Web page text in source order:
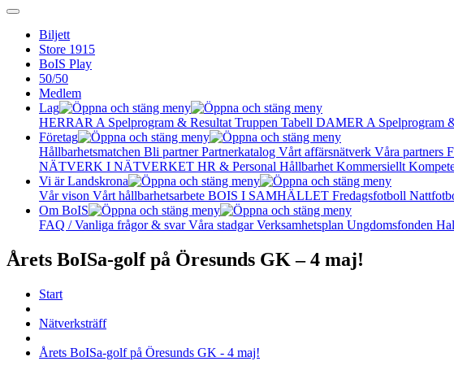
Biljett
Store 1915
BoIS Play
50/50
Medlem
Lag
HERRAR A Spelprogram & Resultat Truppen Tabell DAMER A Spelprogram
Företag
Hållbarhetsmatchen Bli partnerPartnerkatalog Vårt affärsnätverk Våra partners
NÄTVERK I NÄTVERKET HR & Personal Hållbarhet Kommersiellt
Vi är Landskrona
Vår vison Vårt hållbarhetsarbete BOIS I SAMHÄLLET Fredagsfotboll
Om BoIS
FAQ / Vanliga frågor & svarVåra stadgarVerksamhetsplan Ungdomsfonden
Årets BoISa-golf på Öresunds GK – 4 maj!
Start
Nätverksträff
Årets BoISa-golf på Öresunds GK - 4 maj!